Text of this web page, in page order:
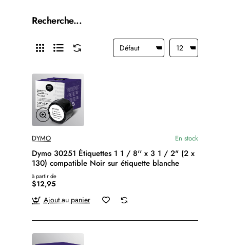
Recherche...
DYMO En stock
Dymo 30251 Étiquettes 1 1 / 8'' x 3 1 / 2" (2 x
130) compatible Noir sur étiquette blanche
à partir de
$12,95
Ajout au panier